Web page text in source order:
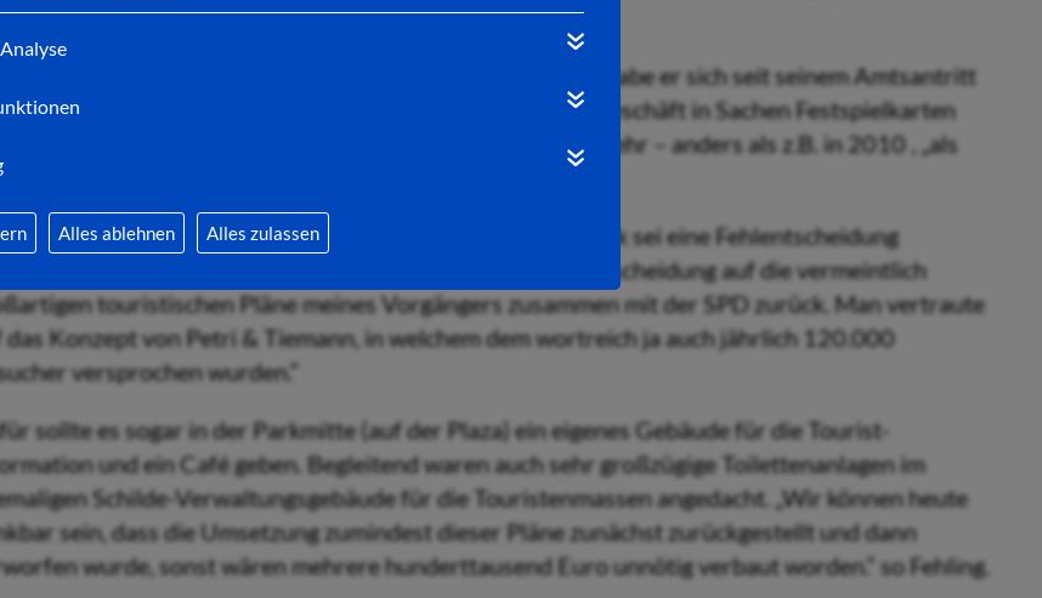
Alles ablehnen Alles zulassen
„immer wieder neue Standortdiskussionen loszutreten“, habe er sich seit seinem Amtsantritt
deshalb lieber darauf konzentriert, dass das Online-Geschäft in Sachen Festspielkarten
läuft. Seitdem gab es keine gravierenden Ausfallzeiten mehr – anders als z.B. in 2010 , „als
Web-Shop auch schon mal tagelang nicht verfügbar war“.
Umsetzung der Tourist-Information (TI) in den Schilde-Park sei eine Fehlentscheidung
- das sieht auch Fehling so. „Allerdings geht diese Entscheidung auf die vermeintlich
touristischen Pläne meines Vorgängers zusammen mit der SPD zurück. Man vertraute
das Konzept von Petri & Tiemann, in welchem dem wortreich ja auch jährlich 120.000
versprochen wurden.“
sollte es sogar in der Parkmitte (auf der Plaza) ein eigenes Gebäude für die Tourist-
und ein Café geben. Begleitend waren auch sehr großzügige Toilettenanlagen im
Schilde-Verwaltungsgebäude für die Touristenmassen angedacht. „Wir können heute
sein, dass die Umsetzung zumindest dieser Pläne zunächst zurückgestellt und dann
wurde, sonst wären mehrere hunderttausend Euro unnötig verbaut worden.“ so Fehling.